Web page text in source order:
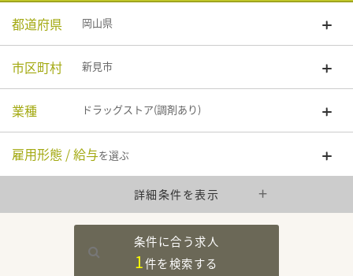
都道府県 岡山県
市区町村 新見市
業種 ドラッグストア(調剤あり)
雇用形態 / 給与を選ぶ
詳細条件を表示
条件に合う求人
1件を検索する